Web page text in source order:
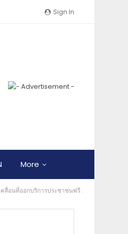
Sign In
More
ลื่อนที่ออกบริการประชาชนฟรี .